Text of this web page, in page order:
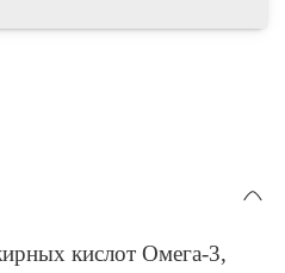
кислот Омега-3,